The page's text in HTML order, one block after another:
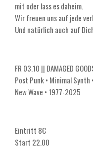
mit oder lass es daheim.
Wir freuen uns auf jede
Und natürlich auch auf
FR 03.10 || DAMAGED
Post Punk • Minimal Synth
New Wave • 1977-2025
Eintritt 8€
Start 22.00